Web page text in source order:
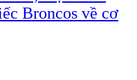
Broncos về cơ